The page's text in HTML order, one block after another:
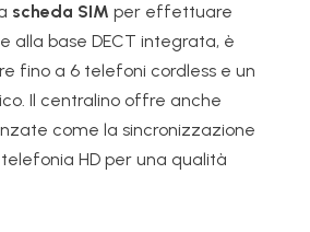
scheda SIM per effettuare
alla base DECT integrata, è
fino a 6 telefoni cordless e un
Il centralino offre anche
come la sincronizzazione
HD per una qualità